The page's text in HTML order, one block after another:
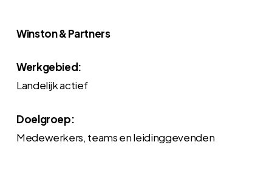
Winston & Partners
Werkgebied:
Landelijk actief
Doelgroep:
Medewerkers, teams en leidinggevenden